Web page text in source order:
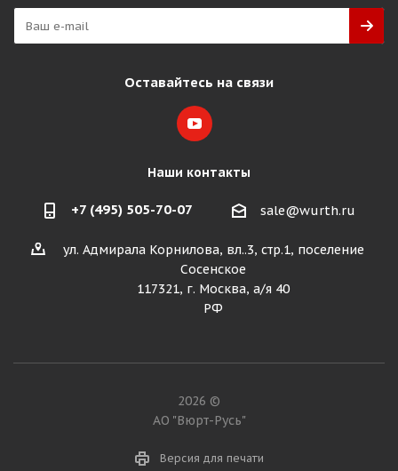
Оставайтесь на связи
Наши контакты
+7 (495) 505-70-07 sale@wurth.ru
ул. Адмирала Корнилова, вл..3, стр.1, поселение
Сосенское
117321, г. Москва, а/я 40
РФ
2026 ©
АО "Вюрт-Русь"
Версия для печати